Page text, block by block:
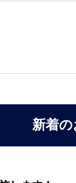
新着